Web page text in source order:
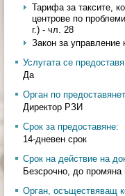
Тарифа за таксите,
центрове по
г.) - чл. 28
Закон за управление
Услугата се
Да
Орган по
Директор РЗИ
Срок за предоставяне:
14-дневен срок
Срок на действие на
Безсрочно, до промяна
Орган, осъществяващ